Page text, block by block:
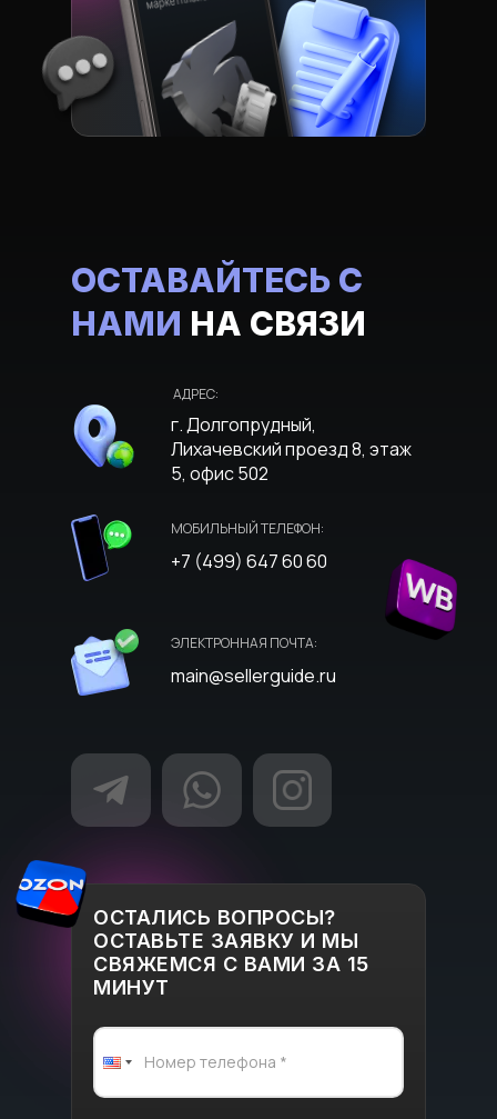
ОСТАВАЙТЕСЬ С
НАМИ НА СВЯЗИ
АДРЕС:
г. Долгопрудный,
Лихачевский проезд 8, этаж
5, офис 502
ОСТАЛИСЬ ВОПРОСЫ?
ОСТАВЬТЕ ЗАЯВКУ И МЫ
СВЯЖЕМСЯ С ВАМИ ЗА 15
МИНУТ
МОБИЛЬНЫЙ ТЕЛЕФОН:
+7 (499) 647 60 60
ЭЛЕКТРОННАЯ ПОЧТА:
main@sellerguide.ru